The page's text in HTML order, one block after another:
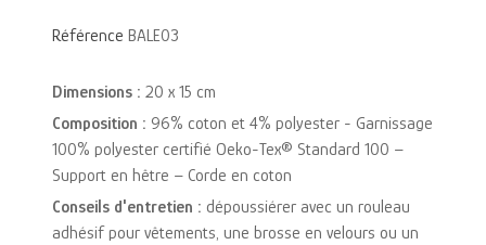
Référence BALE03
Dimensions : 20 x 15 cm
Composition : 96% coton et 4% polyester - Garnissage
100% polyester certifié Oeko-Tex® Standard 100 –
Support en hêtre – Corde en coton
Conseils d'entretien : dépoussiérer avec un rouleau
adhésif pour vêtements, une brosse en velours ou un